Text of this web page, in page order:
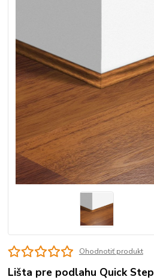
Ohodnotiť produkt
Lišta pre podlahu Quick